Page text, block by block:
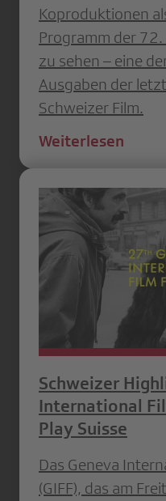
Koproduktionen
Programm der
zu sehen – eine
Ausgaben der
Schweizer Film.
Weiterlesen
Schweizer
International
Play Suisse
Das Geneva
(GIFF), das am